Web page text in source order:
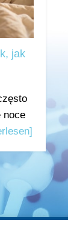
jak
noce